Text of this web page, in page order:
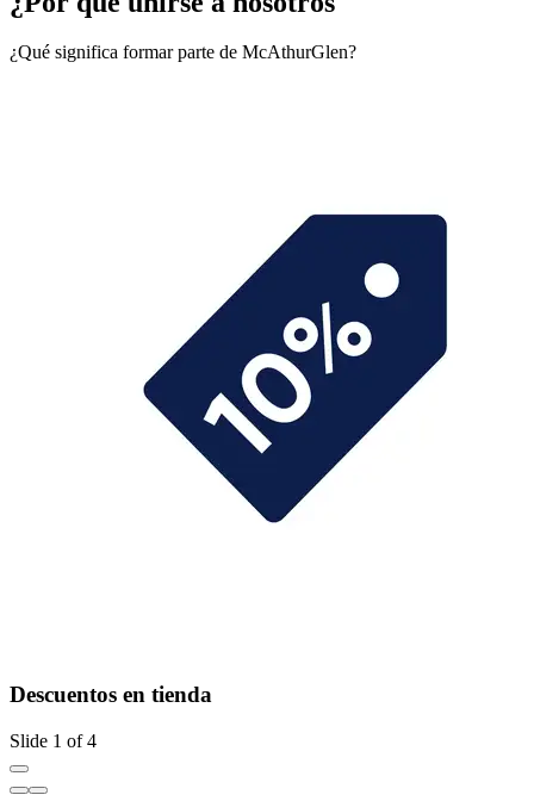
¿Qué significa formar parte de McAthurGlen?
Descuentos en tienda
Slide 1 of 4